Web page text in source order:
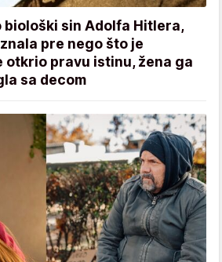
biološki sin Adolfa Hitlera,
pre nego što je
otkrio pravu istinu, žena ga
sa decom